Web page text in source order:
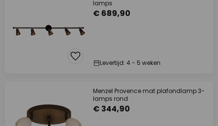
lamps
€ 689,90
Levertijd: 4 - 5 weken
Menzel Provence mat plafondlamp 3-
lamps rond
€ 344,90